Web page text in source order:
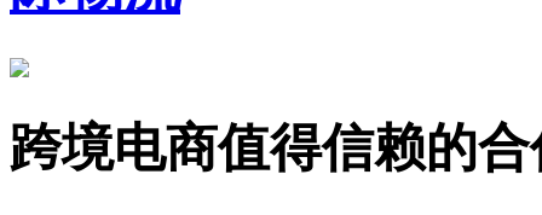
跨境电商值得信赖的